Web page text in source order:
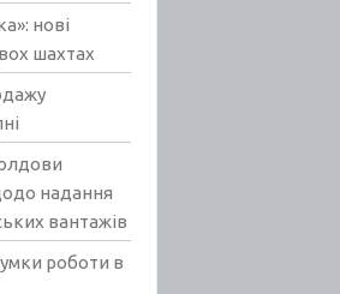
нові
шахтах
надання
вантажів
роботи в